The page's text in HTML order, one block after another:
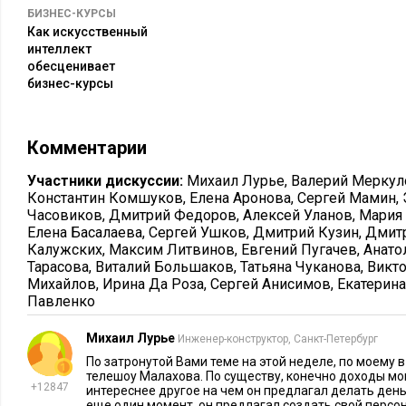
Ученье – свет, но только у проверенных преподавателей.
выбираете, у кого учиться?
Также читайте:
МАРКЕТИНГ 19413 31
100500 убойных шпаргалок от
«высокоэффективных людей»
БИЗНЕС-КУРСЫ
БИЗНЕС-КУРСЫ
Как искусственный
интеллект
обесценивает
бизнес-курсы
Комментарии
Участники дискуссии: Михаил Лурье, Валерий
Константин Комшуков, Елена Аронова, Сергей Мамин,
Часовиков, Дмитрий Федоров, Алексей Уланов, Мария
Елена Басалаева, Сергей Ушков, Дмитрий Кузин,
Калужских, Максим Литвинов, Евгений Пугачев,
Тарасова, Виталий Большаков, Татьяна Чуканова,
Михайлов, Ирина Да Роза, Сергей Анисимов,
Павленко
+12847
Михаил Лурье Инженер-конструктор, Санкт-Петербург
По затронутой Вами теме на этой неделе, по моему
телешоу Малахова. По существу, конечно доходы
интереснее другое на чем он предлагал делать